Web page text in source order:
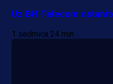
Uz BH Telecom
1 sedmica 24 min